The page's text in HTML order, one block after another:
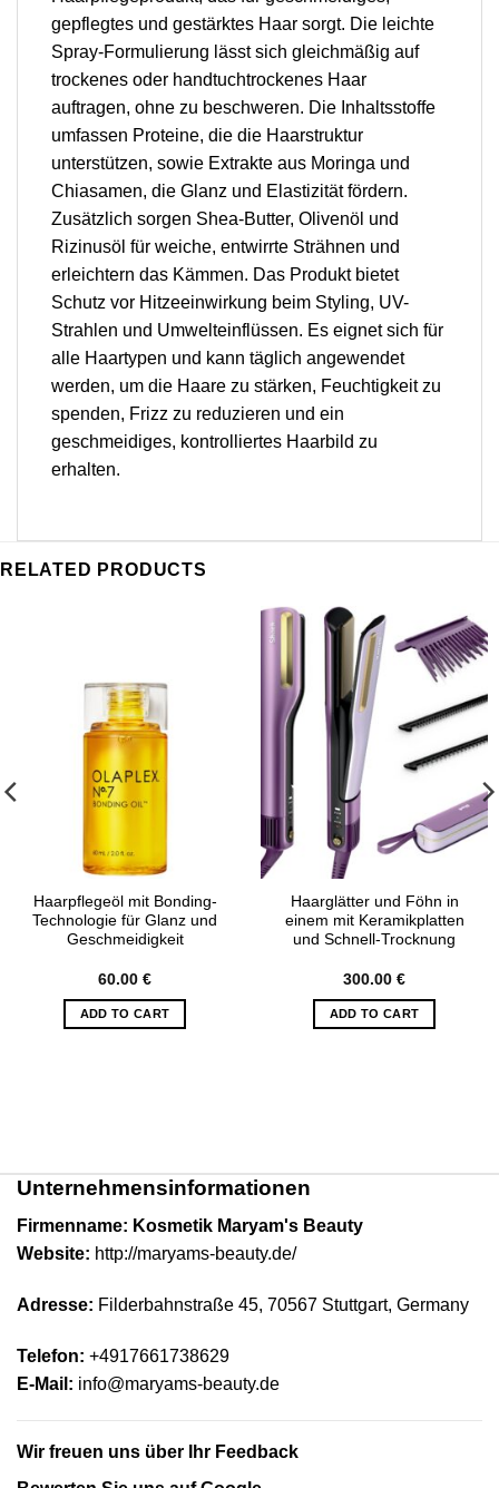
gepflegtes und gestärktes Haar sorgt. Die leichte
Spray-Formulierung lässt sich gleichmäßig auf
trockenes oder handtuchtrockenes Haar
auftragen, ohne zu beschweren. Die Inhaltsstoffe
umfassen Proteine, die die Haarstruktur
unterstützen, sowie Extrakte aus Moringa und
Chiasamen, die Glanz und Elastizität fördern.
Zusätzlich sorgen Shea-Butter, Olivenöl und
Rizinusöl für weiche, entwirrte Strähnen und
erleichtern das Kämmen. Das Produkt bietet
Schutz vor Hitzeeinwirkung beim Styling, UV-
Strahlen und Umwelteinflüssen. Es eignet sich für
alle Haartypen und kann täglich angewendet
werden, um die Haare zu stärken, Feuchtigkeit zu
spenden, Frizz zu reduzieren und ein
geschmeidiges, kontrolliertes Haarbild zu
erhalten.
RELATED PRODUCTS
Haarpflegeöl mit Bonding-
Technologie für Glanz und
Geschmeidigkeit
60.00 €
ADD TO CART
Haarglätter und Föhn in
einem mit Keramikplatten
und Schnell-Trocknung
300.00 €
ADD TO CART
Unternehmensinformationen
Firmenname: Kosmetik Maryam's Beauty
Website: http://maryams-beauty.de/
Adresse: Filderbahnstraße 45, 70567 Stuttgart, Germany
Telefon: +4917661738629
E-Mail: info@maryams-beauty.de
Wir freuen uns über Ihr Feedback